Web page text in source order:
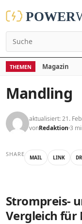
THEMEN Magazin
Mandling
aktualisiert: 21.
vonRedaktion 3
SHARE MAIL LINK
Strompreis-
Vergleich für